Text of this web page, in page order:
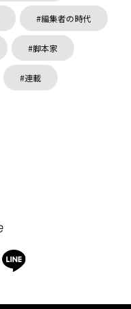
編集者の時代
脚本家
連載